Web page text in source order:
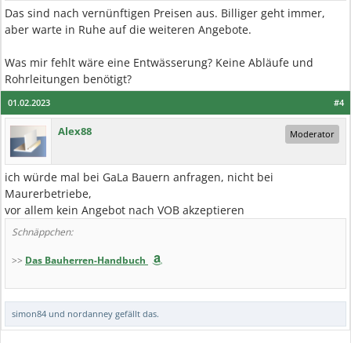
Das sind nach vernünftigen Preisen aus. Billiger geht immer,
aber warte in Ruhe auf die weiteren Angebote.
Was mir fehlt wäre eine Entwässerung? Keine Abläufe und
Rohrleitungen benötigt?
#4
01.02.2023
Alex88 Moderator
ich würde mal bei GaLa Bauern anfragen, nicht bei
Maurerbetriebe,
vor allem kein Angebot nach VOB akzeptieren
Schnäppchen:
>> Das Bauherren-Handbuch
simon84 und nordanney gefällt das.